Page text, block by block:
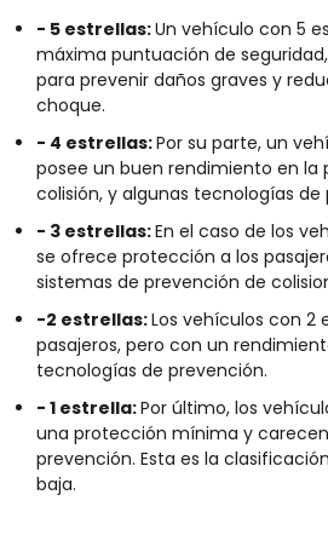
- 5 estrellas:Un vehículo con 5
máxima puntuación de
para prevenir daños graves y
choque.
- 4 estrellas:Por su parte, un
posee un buen rendimiento en
colisión, y algunas tecnologías de
- 3 estrellas:En el caso de los
se ofrece protección a los
sistemas de prevención de
-2 estrellas:Los vehículos con 2
pasajeros, pero con un
tecnologías de prevención.
- 1 estrella:Por último, los
una protección mínima y
prevención. Esta es la
baja.